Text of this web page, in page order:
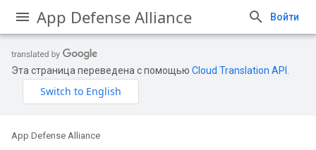
App Defense Alliance Войти
Эта страница переведена с помощью Cloud Translation API
App Defense Alliance